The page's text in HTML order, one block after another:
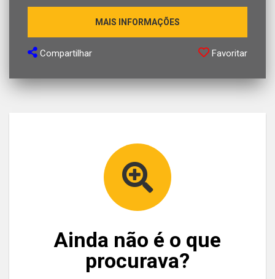
MAIS INFORMAÇÕES
Compartilhar Favoritar
Ainda não é o que
procurava?